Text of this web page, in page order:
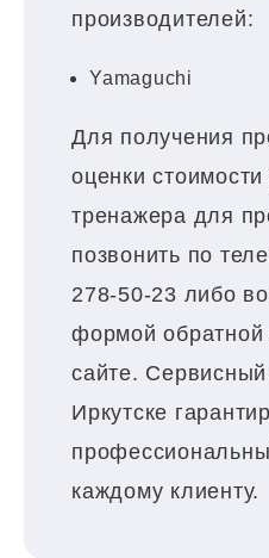
производителей:
Yamaguchi
Для получения
оценки
тренажера для
позвонить по
278-50-23 либо
формой
сайте.
Иркутске
каждому клиенту.